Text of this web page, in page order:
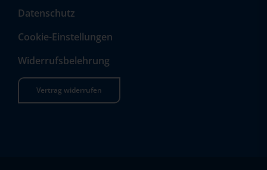
Datenschutz
Cookie-Einstellungen
Widerrufsbelehrung
Vertrag widerrufen